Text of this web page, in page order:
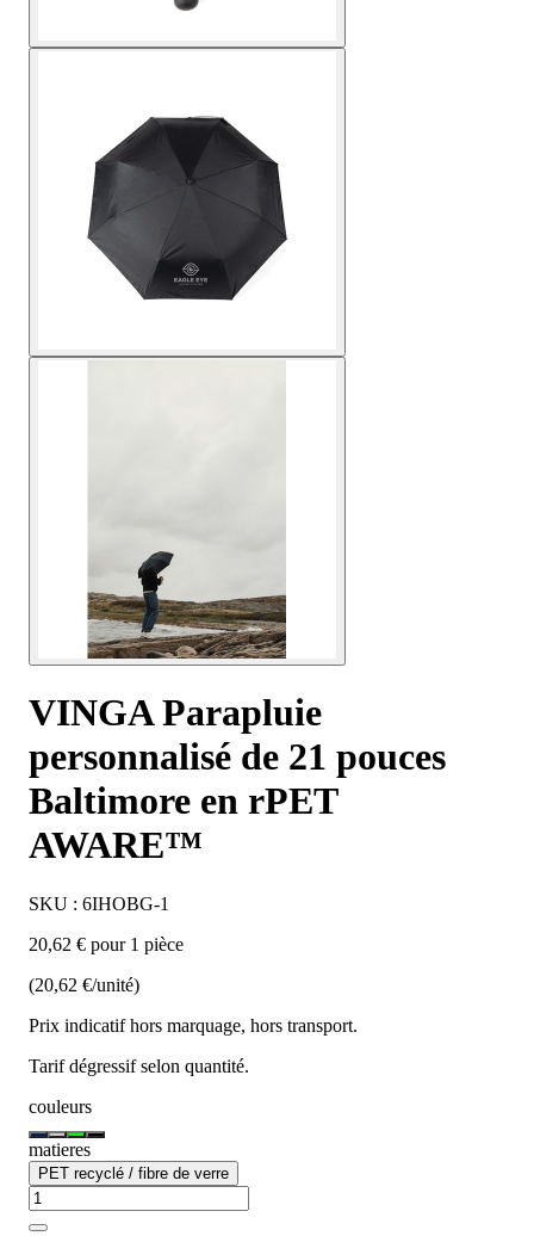
VINGA Parapluie
personnalisé de 21 pouces
Baltimore en rPET
AWARE™
SKU : 6IHOBG-1
20,62 € pour 1 pièce
(20,62 €/unité)
Prix indicatif hors marquage, hors transport.
Tarif dégressif selon quantité.
couleurs
matieres
PET recyclé / fibre de verre